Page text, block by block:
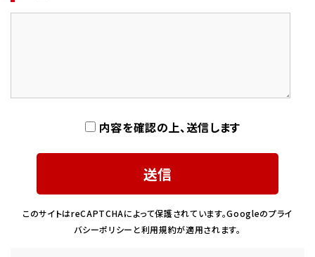
内容を確認の上、送信します
このサイトはreCAPTCHAによって保護されています。Googleのプライ
バシーポリシー と利用規約が適用されます。